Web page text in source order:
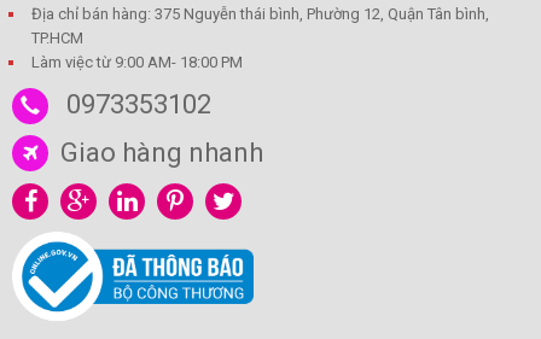
Địa chỉ bán hàng: 375 Nguyễn thái bình, Phường 12, Quận Tân bình,
TP.HCM
Làm việc từ 9:00 AM- 18:00 PM
0973353102
Giao hàng nhanh